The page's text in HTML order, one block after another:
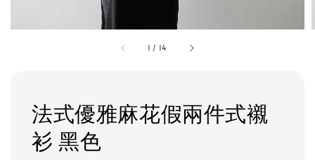
1 / 14
法式優雅麻花假兩件式襯
衫 黑色